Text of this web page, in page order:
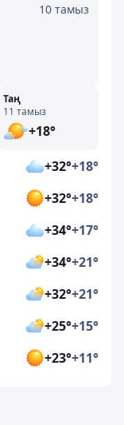
10 тамыз
Таң
11 тамыз
+18°
+32°+18°
+32°+18°
+34°+17°
+34°+21°
+32°+21°
+25°+15°
+23°+11°